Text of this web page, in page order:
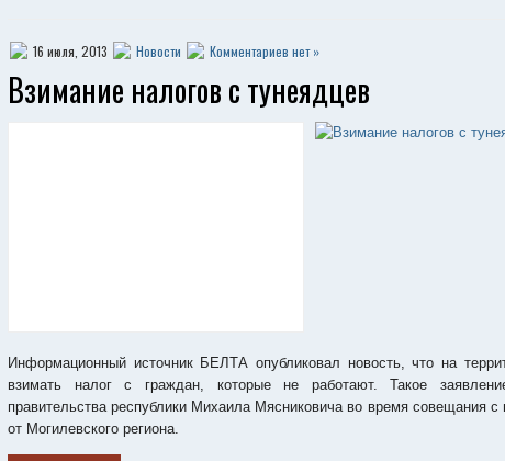
16 июля, 2013 Новости Комментариев нет »
Взимание налогов с тунеядцев
Информационный источник БЕЛТА опубликовал новость, что на
взимать налог с граждан, которые не работают. Такое
правительства республики Михаила Мясниковича во время совещания с
от Могилевского региона.